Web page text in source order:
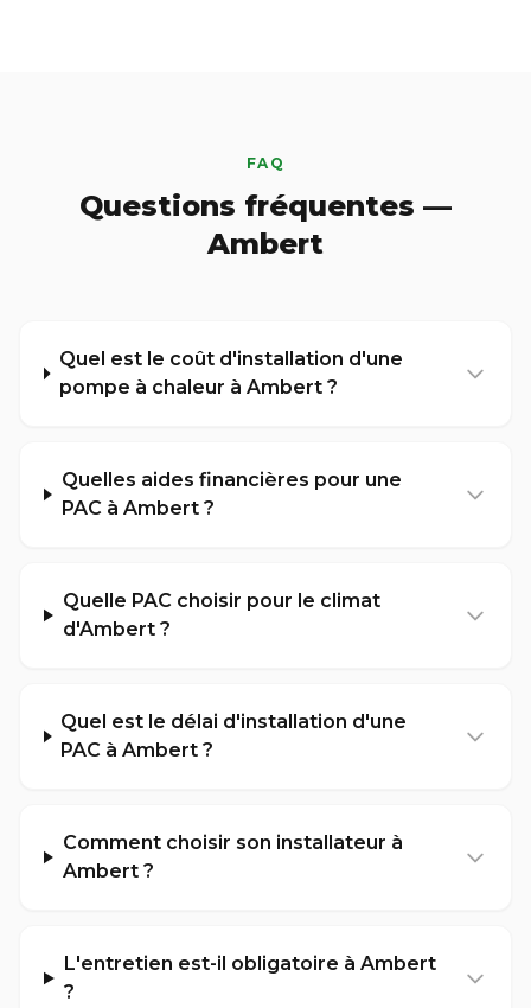
FAQ
Questions fréquentes —
Ambert
Quel est le coût d'installation d'une
pompe à chaleur à Ambert ?
Quelles aides financières pour une
PAC à Ambert ?
Quelle PAC choisir pour le climat
d'Ambert ?
Quel est le délai d'installation d'une
PAC à Ambert ?
Comment choisir son installateur à
Ambert ?
L'entretien est-il obligatoire à Ambert
?